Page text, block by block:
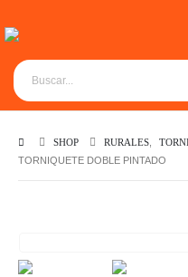
SHOP RURALES
TORNIQUETE DOBLE PINTADO